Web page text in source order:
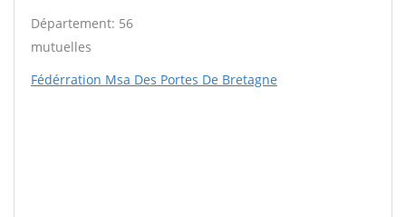
Département: 56
mutuelles
Fédérration Msa Des Portes De Bretagne